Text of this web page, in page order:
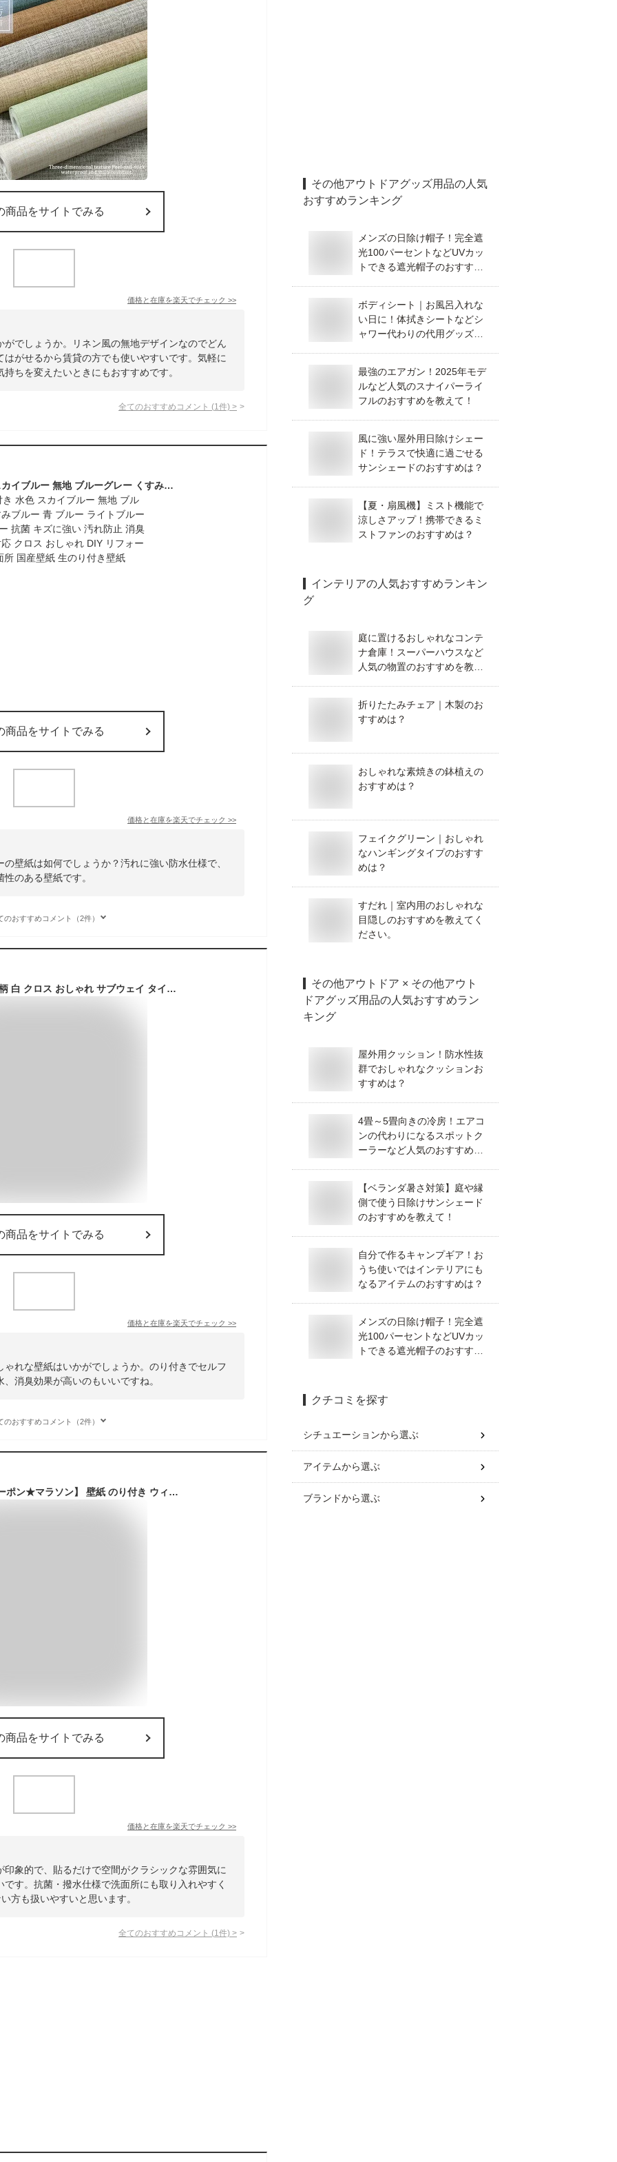
商品をサイトでみる
価格と在庫を楽天でチェック >>
でしょうか。リネン風の無地デザインなのでどん
がせるから賃貸の方でも使いやすいです。気軽に
ちを変えたいときにもおすすめです。
全てのおすすめコメント (1 件) >
壁紙 のり付き 水色 スカイブルー 無地 ブルーグレー くすみブルー 青 ブルー ライトブルー パステルブルー 抗菌 キズに強い 汚れ防止 消臭 撥水 ペット対応 クロス おしゃれ DIY リフォーム トイレ 洗面所 国産壁紙 生のり付き壁紙
商品をサイトでみる
価格と在庫を楽天でチェック >>
壁紙は如何でしょうか？汚れに強い防水仕様で、
のある壁紙です。
のおすすめコメント（2件）
壁紙 のり付き タイル柄 白 クロス おしゃれ サブウェイ タイル グレータイル ブラック 黒 モザイクタイル くすみブルー アクセントクロス モダン モノトーン 撥水 サイクル消臭 不燃 DIY リフォーム 国産壁紙 生のり付き壁紙
商品をサイトでみる
価格と在庫を楽天でチェック >>
れな壁紙はいかがでしょうか。のり付きでセルフ
消臭効果が高いのもいいですね。
のおすすめコメント（2件）
【最大8000円OFFクーポン★マラソン】 壁紙 のり付き ウィリアム・モリス モリス柄 フェミニン エレガンス 大人女子 おしゃれ アンティーク クラシック イギリス ジャスミン 花柄 ボタニカル 鳥 鹿 森 グリーン 抗菌 撥水 不燃 壁紙 DIY 国産壁紙 生のり付き壁紙 洗面所
商品をサイトでみる
価格と在庫を楽天でチェック >>
象的で、貼るだけで空間がクラシックな雰囲気に
す。抗菌・撥水仕様で洗面所にも取り入れやすく
方も扱いやすいと思います。
全てのおすすめコメント (1 件) >
その他アウトドアグッズ用品の人気
おすすめランキング
メンズの日除け帽子！完全遮
光100パーセントなどUVカッ
トできる遮光帽子のおすすめ
ボディシート｜お風呂入れな
い日に！体拭きシートなどシ
ャワー代わりの代用グッズの
最強のエアガン！2025年モデ
ルなど人気のスナイパーライ
フルのおすすめを教えて！
風に強い屋外用日除けシェー
ド！テラスで快適に過ごせる
サンシェードのおすすめは？
【夏・扇風機】ミスト機能で
涼しさアップ！携帯できるミ
ストファンのおすすめは？
インテリアの人気おすすめランキン
グ
庭に置けるおしゃれなコンテ
ナ倉庫！スーパーハウスなど
人気の物置のおすすめを教え
折りたたみチェア｜木製のお
すすめは？
おしゃれな素焼きの鉢植えの
おすすめは？
フェイクグリーン｜おしゃれ
なハンギングタイプのおすす
めは？
すだれ｜室内用のおしゃれな
目隠しのおすすめを教えてく
ださい。
その他アウトドア × その他アウト
ドアグッズ用品の人気おすすめラン
キング
屋外用クッション！防水性抜
群でおしゃれなクッションお
すすめは？
4畳～5畳向きの冷房！エアコ
ンの代わりになるスポットク
ーラーなど人気のおすすめ
【ベランダ暑さ対策】庭や縁
側で使う日除けサンシェード
のおすすめを教えて！
自分で作るキャンプギア！お
うち使いではインテリアにも
なるアイテムのおすすめは？
メンズの日除け帽子！完全遮
光100パーセントなどUVカッ
トできる遮光帽子のおすすめ
クチコミを探す
シチュエーションから選ぶ
アイテムから選ぶ
ブランドから選ぶ